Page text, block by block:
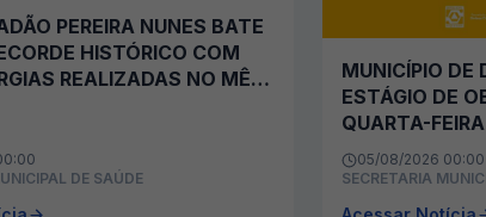
PEREIRA NUNES BATE
HISTÓRICO COM
REALIZADAS NO MÊS
DE SAÚDE
MUNICÍPIO DE
ESTÁGIO DE
QUARTA-
05/08/2026 00:00
SECRETARIA